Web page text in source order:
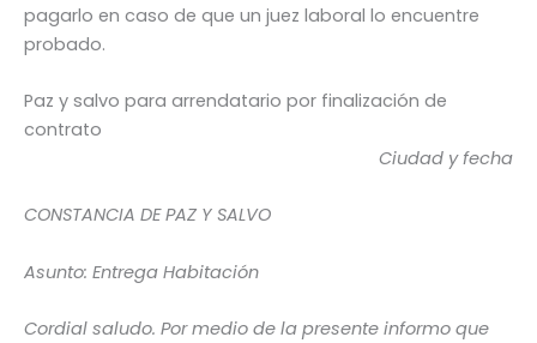
pagarlo en caso de que un juez laboral lo encuentre
probado.
Paz y salvo para arrendatario por finalización de
contrato
Ciudad y fecha
CONSTANCIA DE PAZ Y SALVO
Asunto: Entrega Habitación
Cordial saludo. Por medio de la presente informo que